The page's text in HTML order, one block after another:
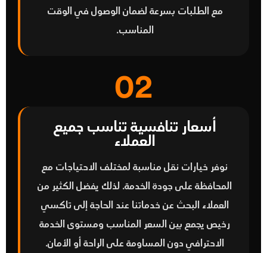
مع الطلبات بسرعة لضمان الوصول في الوقت
المناسب.
02
أسعار تنافسية تناسب جميع
العملاء
نوفر خيارات نقل مناسبة لمختلف الاحتياجات مع
المحافظة على جودة الخدمة. لذلك يفضل الكثير من
العملاء البحث عن خدماتنا عند الحاجة إلىتاكسي
رخيصيجمع بين السعر المناسب ومستوى الخدمة
الاحترافي دون المساومة على الراحة أو الأمان.